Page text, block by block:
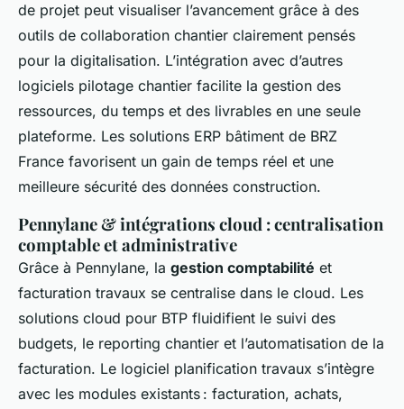
de projet peut visualiser l’avancement grâce à des
outils de collaboration chantier clairement pensés
pour la digitalisation. L’intégration avec d’autres
logiciels pilotage chantier facilite la gestion des
ressources, du temps et des livrables en une seule
plateforme. Les solutions ERP bâtiment de BRZ
France favorisent un gain de temps réel et une
meilleure sécurité des données construction.
Pennylane & intégrations cloud : centralisation
comptable et administrative
Grâce à Pennylane, la gestion comptabilité et
facturation travaux se centralise dans le cloud. Les
solutions cloud pour BTP fluidifient le suivi des
budgets, le reporting chantier et l’automatisation de la
facturation. Le logiciel planification travaux s’intègre
avec les modules existants : facturation, achats,